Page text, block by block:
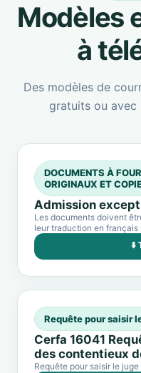
Modèles
à
Des modèles de
gratuits ou
DOCUMENTS À
ORIGINAUX ET
Admission
Les documents doivent
leur traduction en français
⬇️
Requête pour saisir
Cerfa 16041
des contentieux
Requête pour saisir le